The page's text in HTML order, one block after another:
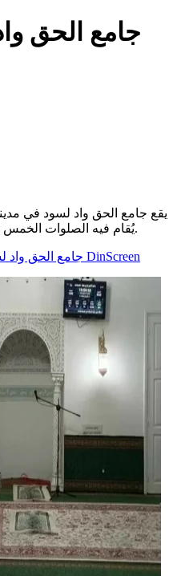
جامع الحق
يقع جامع الحق واد لسود في
يُقام فيه الصلوات الخمس ويخدم سكان المنطقة المحيطة.
جامع الحق واد DinScreen